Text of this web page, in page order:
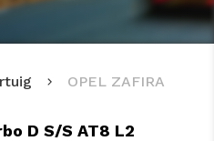
OPEL ZAFIRA
D S/S AT8 L2